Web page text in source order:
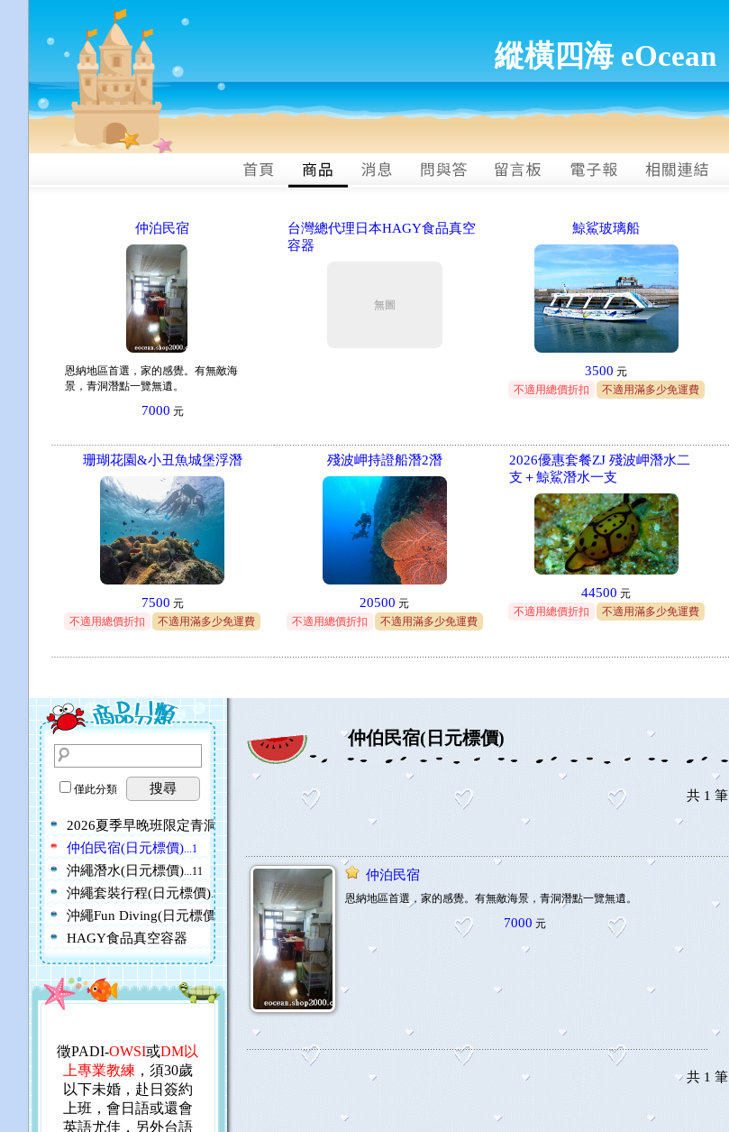
縱橫四海 eOcean
仲泊民宿
恩納地區首選，家的感覺。有無敵海
景，青洞潛點一覽無遺。
7000 元
台灣總代理日本HAGY食品真空
容器
無圖
鯨鯊玻璃船
3500 元
不適用總價折扣
不適用滿多少免運費
珊瑚花園&小丑魚城堡浮潛
7500 元
不適用總價折扣
不適用滿多少免運費
殘波岬持證船潛2潛
20500 元
不適用總價折扣
不適用滿多少免運費
2026優惠套餐ZJ 殘波岬潛水二
支＋鯨鯊潛水一支
44500 元
不適用總價折扣
不適用滿多少免運費
僅此分類 搜尋
2026夏季早晚班限定青洞（藍洞）乘船浮潛9500円 ...1
仲伯民宿(日元標價)...1
沖繩潛水(日元標價)...11
沖繩套裝行程(日元標價)...11
沖繩Fun Diving(日元標價)
HAGY食品真空容器
徵PADI-OWSI或DM以
上專業教練 ，須30歲
以下未婚，赴日簽約
上班，會 日語或還會
英語尤佳，另外台語
仲伯民宿(日元標價)
共1 筆
仲泊民宿
恩納地區首選，家的感覺。有無敵海景，青洞潛點一覽無遺。
7000 元
共1 筆